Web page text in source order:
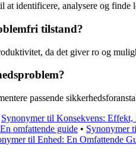
identificere, analysere og finde
tilstand?
da det giver ro og
passende
Synonymer til Konsekvens:
omfattende guide • Synonymer
til Enhed: En Omfattende